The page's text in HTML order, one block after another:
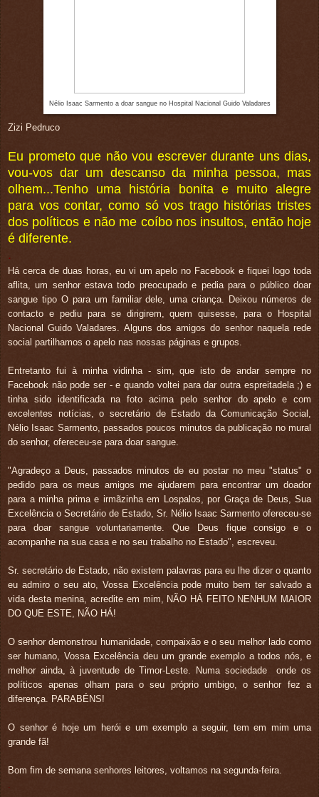
Nélio Isaac Sarmento a doar sangue no Hospital Nacional Guido Valadares
Zizi Pedruco
Eu prometo que não vou escrever durante uns dias,
vou-vos dar um descanso da minha pessoa, mas
olhem...Tenho uma história bonita e muito alegre
para vos contar, como só vos trago histórias tristes
dos políticos e não me coíbo nos insultos, então hoje
é diferente.
.
Há cerca de duas horas, eu vi um apelo no Facebook e fiquei logo toda
aflita, um senhor estava todo preocupado e pedia para o público doar
sangue tipo O para um familiar dele, uma criança. Deixou números de
contacto e pediu para se dirigirem, quem quisesse, para o Hospital
Nacional Guido Valadares. Alguns dos amigos do senhor naquela rede
social partilhamos o apelo nas nossas páginas e grupos.
Entretanto fui à minha vidinha - sim, que isto de andar sempre no
Facebook não pode ser - e quando voltei para dar outra espreitadela ;) e
tinha sido identificada na foto acima pelo senhor do apelo e com
excelentes notícias, o secretário de Estado da Comunicação Social,
Nélio Isaac Sarmento, passados poucos minutos da publicação no mural
do senhor, ofereceu-se para doar sangue.
"Agradeço a Deus, passados minutos de eu postar no meu "status" o
pedido para os meus amigos me ajudarem para encontrar um doador
para a minha prima e irmãzinha em Lospalos, por Graça de Deus, Sua
Excelência o Secretário de Estado, Sr. Nélio Isaac Sarmento ofereceu-se
para doar sangue voluntariamente. Que Deus fique consigo e o
acompanhe na sua casa e no seu trabalho no Estado", escreveu.
Sr. secretário de Estado, não existem palavras para eu lhe dizer o quanto
eu admiro o seu ato, Vossa Excelência pode muito bem ter salvado a
vida desta menina, acredite em mim, NÃO HÁ FEITO NENHUM MAIOR
DO QUE ESTE, NÃO HÁ!
O senhor demonstrou humanidade, compaixão e o seu melhor lado como
ser humano, Vossa Excelência deu um grande exemplo a todos nós, e
melhor ainda, à juventude de Timor-Leste. Numa sociedade onde os
políticos apenas olham para o seu próprio umbigo, o senhor fez a
diferença. PARABÉNS!
O senhor é hoje um herói e um exemplo a seguir, tem em mim uma
grande fã!
Bom fim de semana senhores leitores, voltamos na segunda-feira.